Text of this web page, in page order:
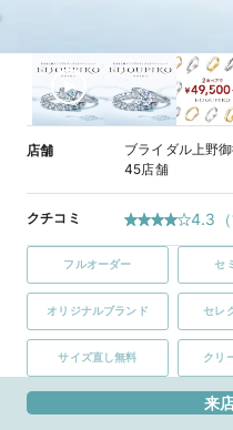
店舗
ブライダル上野
45店舗
クチコミ 4.3 （
フルオーダー セ
オリジナルブランド セレ
サイズ直し無料 クリ
来